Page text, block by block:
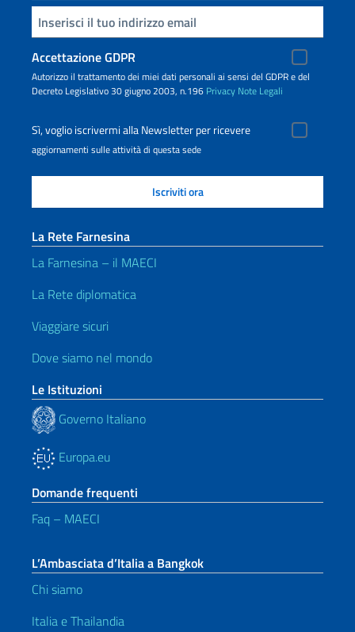
Inserisci la tua email
Accettazione GDPR
Autorizzo il trattamento dei miei dati personali ai sensi del GDPR e del
Decreto Legislativo 30 giugno 2003, n.196 Privacy Note Legali
Sì, voglio iscrivermi alla Newsletter per ricevere
aggiornamenti sulle attività di questa sede
La Rete Farnesina
La Farnesina – il MAECI
La Rete diplomatica
Viaggiare sicuri
Dove siamo nel mondo
Le Istituzioni
Governo Italiano
Europa.eu
Domande frequenti
Faq – MAECI
L’Ambasciata d’Italia a Bangkok
Chi siamo
Italia e Thailandia